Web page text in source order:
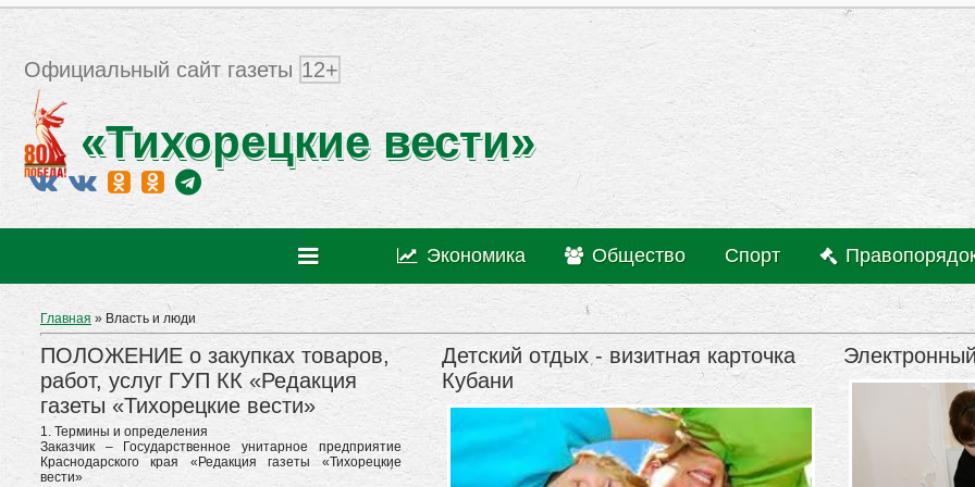
Официальный сайт газеты 12+
«Тихорецкие вести»
Экономика Общество Спорт
Главная »Власть и люди
ПОЛОЖЕНИЕ о закупках товаров,
работ, услуг ГУП КК «Редакция
газеты «Тихорецкие вести»
1. Термины и определения
Заказчик – Государственное унитарное предприятие
Краснодарского края «Редакция газеты «Тихорецкие
вести»
Детский отдых - визитная карточка
Кубани